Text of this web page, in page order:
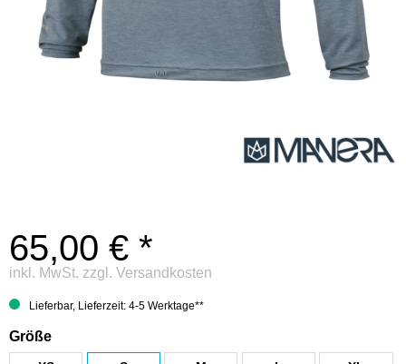
65,00 € *
inkl. MwSt. zzgl. Versandkosten
Lieferbar, Lieferzeit: 4-5 Werktage**
Größe